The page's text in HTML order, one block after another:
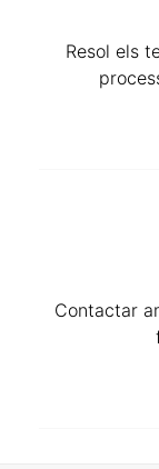
Resol els
Contactar